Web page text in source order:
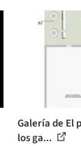
Galería de El
los ga...